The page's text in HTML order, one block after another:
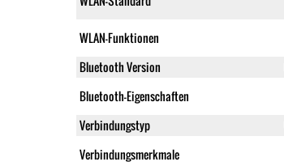
WLAN-Funktionen
Bluetooth Version
Bluetooth-Eigenschaften
Verbindungstyp
Verbindungsmerkmale